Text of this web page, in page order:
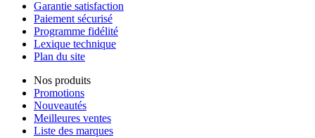
Garantie satisfaction
Paiement sécurisé
Programme fidélité
Lexique technique
Plan du site
Nos produits
Promotions
Nouveautés
Meilleures ventes
Liste des marques